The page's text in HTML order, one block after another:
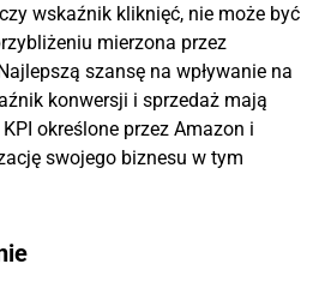
wskaźnik kliknięć, nie może być
mierzona przez
szansę na wpływanie na
konwersji i sprzedaż mają
określone przez Amazon i
swojego biznesu w tym